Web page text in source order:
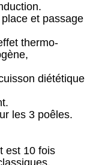
et passage
thermo-
diététique
les 3 poêles.
est 10 fois